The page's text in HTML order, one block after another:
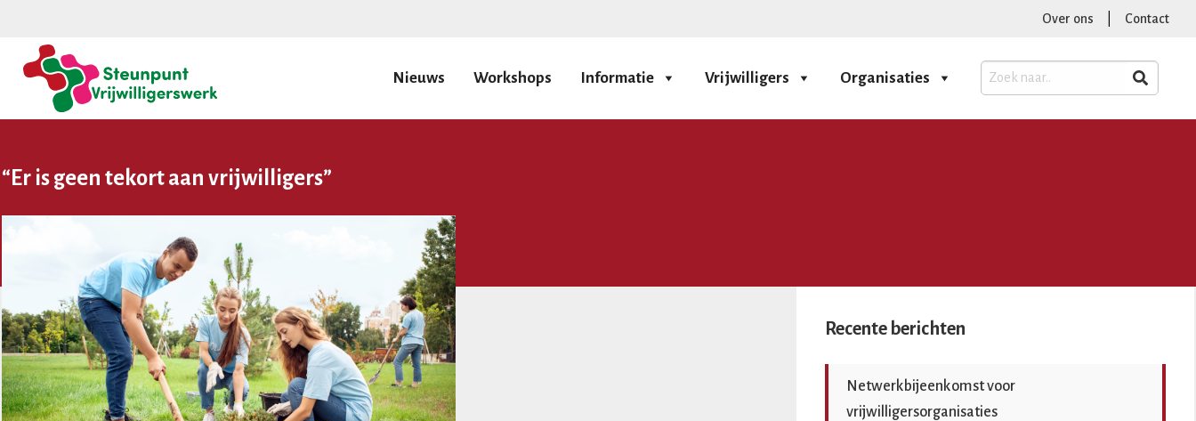
Over ons Contact
Nieuws Workshops Informatie Vrijwilligers Organisaties
“Er is geen tekort aan vrijwilligers”
Recente berichten
Netwerkbijeenkomst voor
vrijwilligersorganisaties